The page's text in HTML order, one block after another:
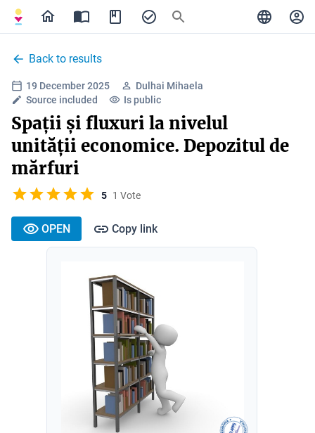
Back to results
19 December 2025
Dulhai Mihaela
Source included
Is public
Spații și fluxuri la nivelul
unității economice. Depozitul de
mărfuri
5 1 Vote
OPEN Copy link